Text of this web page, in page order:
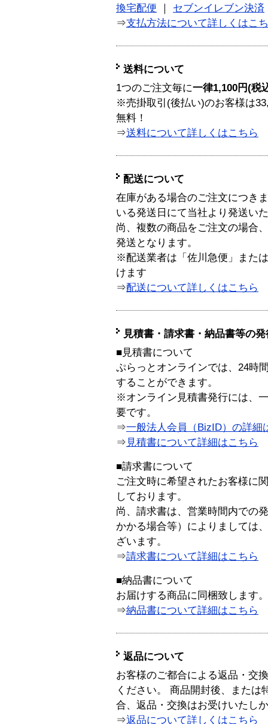
換宅配便
セブンイレブン決済
⇒支払方法について詳しくはこ
送料について
1つのご注文毎に一律1,100円(税
※売掛取引(後払い)のお客様は
無料！
⇒送料について詳しくはこちら
配送について
在庫がある場合のご注文につき
いる発送日にて当社より発送い
尚、複数の商品をご注文の場合
発送となります。
※配送業者は「佐川急便」また
けます
⇒配送について詳しくはこちら
見積書・請求書・納品書等の
■見積書について
ぷらっとオンラインでは、24時
することができます。
※オンライン見積書発行には、
要です。
⇒一般法人会員（BizID）の詳細
⇒ 見積書について詳細はこちら
■請求書について
ご注文時に希望されたお客様に
しております。
尚、請求書は、営業時間内での
かかる場合等）によりましては
ざいます。
⇒請求書について詳細はこちら
■納品書について
お届けする商品に同梱致します。
⇒納品書について詳細はこちら
返品について
お客様のご都合による返品・交
ください。 商品開封後、または
合、返品・交換はお受けいたし
⇒返品について詳しくはこちら